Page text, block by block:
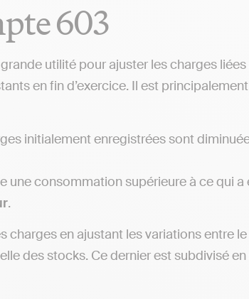
603
grande utilité pour ajuster les charges
en fin d’exercice. Il est
initialement enregistrées sont
une consommation supérieure à ce qui
.
en ajustant les variations entre
des stocks. Ce dernier est subdivisé